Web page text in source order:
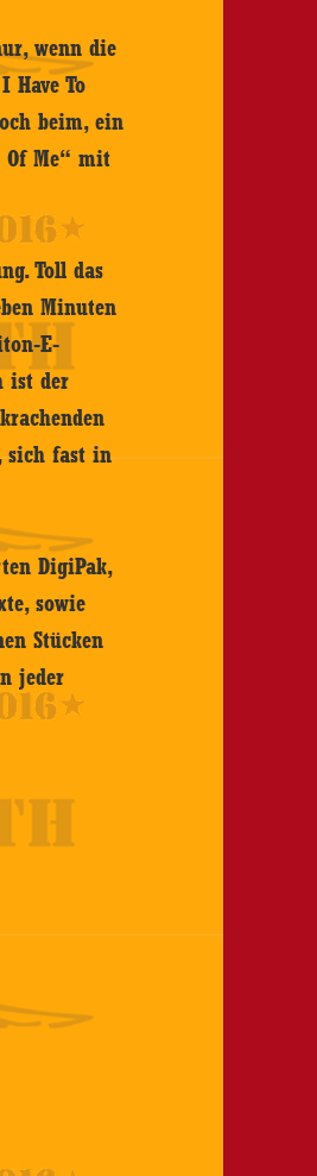
wenn die
Have To
beim, ein
Of Me“ mit
Toll das
Minuten
E-
ist der
sich fast in
DigiPak,
sowie
Stücken
jeder